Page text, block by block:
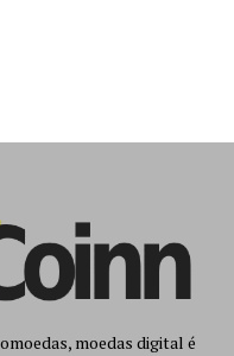
moedas digital é